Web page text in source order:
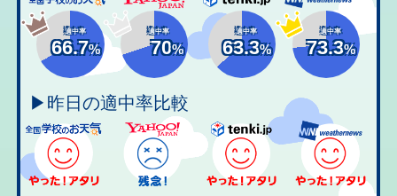
適中率
66.7%
適中率
70%
適中率
63.3%
適中率
73.3%
▶昨日の適中率比較